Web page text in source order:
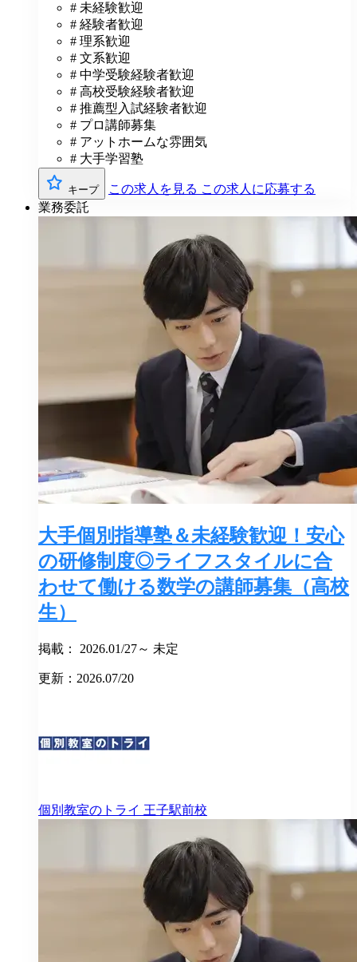
# 未経験歓迎
# 経験者歓迎
# 理系歓迎
# 文系歓迎
# 中学受験経験者歓迎
# 高校受験経験者歓迎
# 推薦型入試経験者歓迎
# プロ講師募集
# アットホームな雰囲気
# 大手学習塾
キープ この求人を見る この求人に応募する
業務委託
大手個別指導塾＆未経験歓迎！安心
の研修制度◎ライフスタイルに合
わせて働ける数学の講師募集（高校
生）
掲載： 2026.01/27～ 未定
更新：2026.07/20
個別教室のトライ 王子駅前校